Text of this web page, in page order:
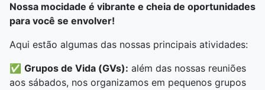
Nossa mocidade é vibrante e cheia de oportunidades
para você se envolver!
Aqui estão algumas das nossas principais atividades:
✅ Grupos de Vida (GVs): além das nossas reuniões
aos sábados, nos organizamos em pequenos grupos